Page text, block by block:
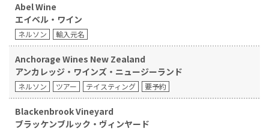
Abel Wine
エイベル・ワイン
ネルソン 輸入元名
Anchorage Wines New Zealand
アンカレッジ・ワインズ・ニュージーランド
ネルソン ツアー テイスティング 要予約
Blackenbrook Vineyard
ブラッケンブルック・ヴィンヤード